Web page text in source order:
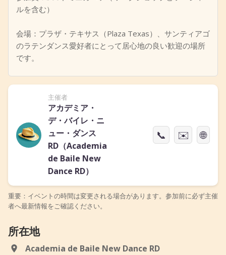
ルを含む）
会場：プラザ・テキサス（Plaza Texas）、サンティアゴ
のラテンダンス愛好者にとって居心地の良い歓迎の場所
です。
主催者
アカデミア・
デ・バイレ・ニ
ュー・ダンス
RD（Academia
de Baile New
Dance RD）
📞 ✉️ 🌐
重要：イベントの時間は変更される場合があります。参加前に必ず主催
者へ最新情報をご確認ください。
所在地
Academia de Baile New Dance RD